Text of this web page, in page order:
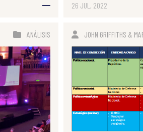
26 JUL, 2022
ANÁLISIS JOHN GRIFFITHS &